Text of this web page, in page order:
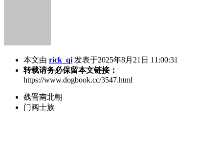
本文由 rick_qi 发表于2025年8月21日 11:00:31
转载请务必保留本文链接：
https://www.dogbook.cc/3547.html
魏晋南北朝
门阀士族